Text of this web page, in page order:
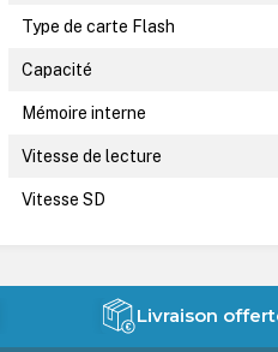
Type de carte Flash
Capacité
Mémoire interne
Vitesse de lecture
Vitesse SD
Livraison